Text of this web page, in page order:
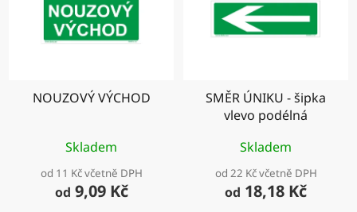
NOUZOVÝ VÝCHOD
Skladem
od 11 Kč včetně DPH
od 9,09 Kč
SMĚR ÚNIKU - šipka
vlevo podélná
Skladem
od 22 Kč včetně DPH
od 18,18 Kč